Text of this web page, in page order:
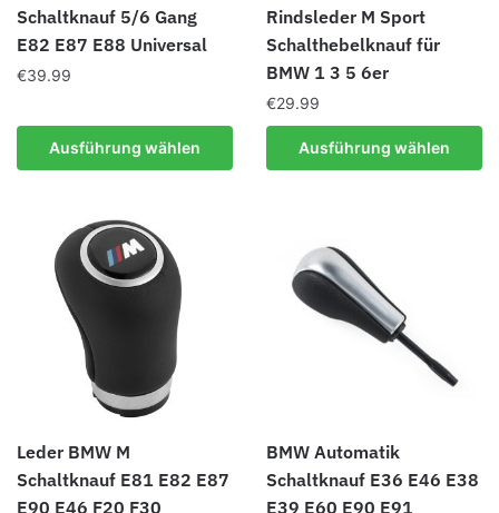
werden
Schaltknauf 5/6 Gang
E82 E87 E88 Universal
€39.99
Ausführung wählen
Produkt
weist
Varianten
Optionen
können
Produktseite
werden
Rindsleder M Sport
Schalthebelknauf für
BMW 1 3 5 6er
€29.99
Ausführung wählen
Dieses
Produkt
Varianten
Optionen
gewählt
werden
Leder BMW M
Schaltknauf E81 E82 E87
E90 E46 F20 F30
BMW Automatik
Schaltknauf E36 E46 E38
E39 E60 E90 E91